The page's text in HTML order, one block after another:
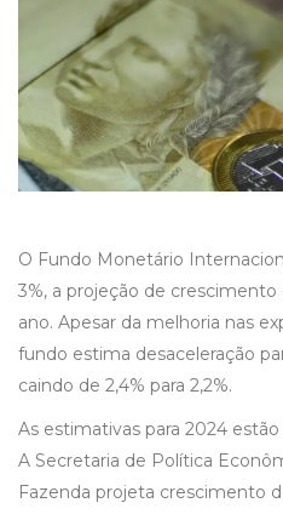
O Fundo Monetário
3%, a projeção de
ano. Apesar da melhoria nas
fundo estima desaceleração
caindo de 2,4% para 2,2%.
As estimativas para 2024
A Secretaria de Política
Fazenda projeta crescimento